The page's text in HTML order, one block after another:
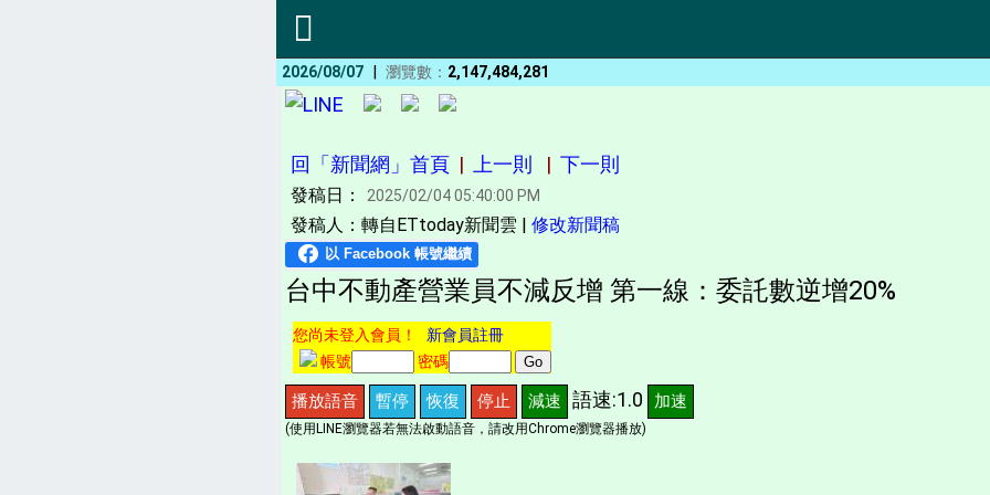
2026/08/07 | 瀏覽數： 2,147,484,281
回「新聞網」首頁 | 上一則 | 下一則
發稿日： 2025/02/04 05:40:00 PM
發稿人：轉自ETtoday新聞雲 | 修改新聞稿
台中不動產營業員不減反增 第一線：委託數逆增20%
您尚未登入會員！ 新會員註冊
帳號
密碼
播放語音 暫停 恢復 停止 減速 語速:1.0 加速
(使用LINE瀏覽器若無法啟動語音，請改用Chrome瀏覽器播放)